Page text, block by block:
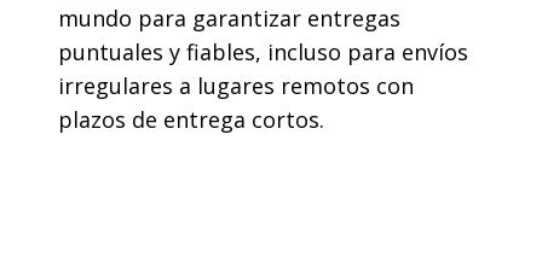
mundo para garantizar entregas
puntuales y fiables, incluso para envíos
irregulares a lugares remotos con
plazos de entrega cortos.